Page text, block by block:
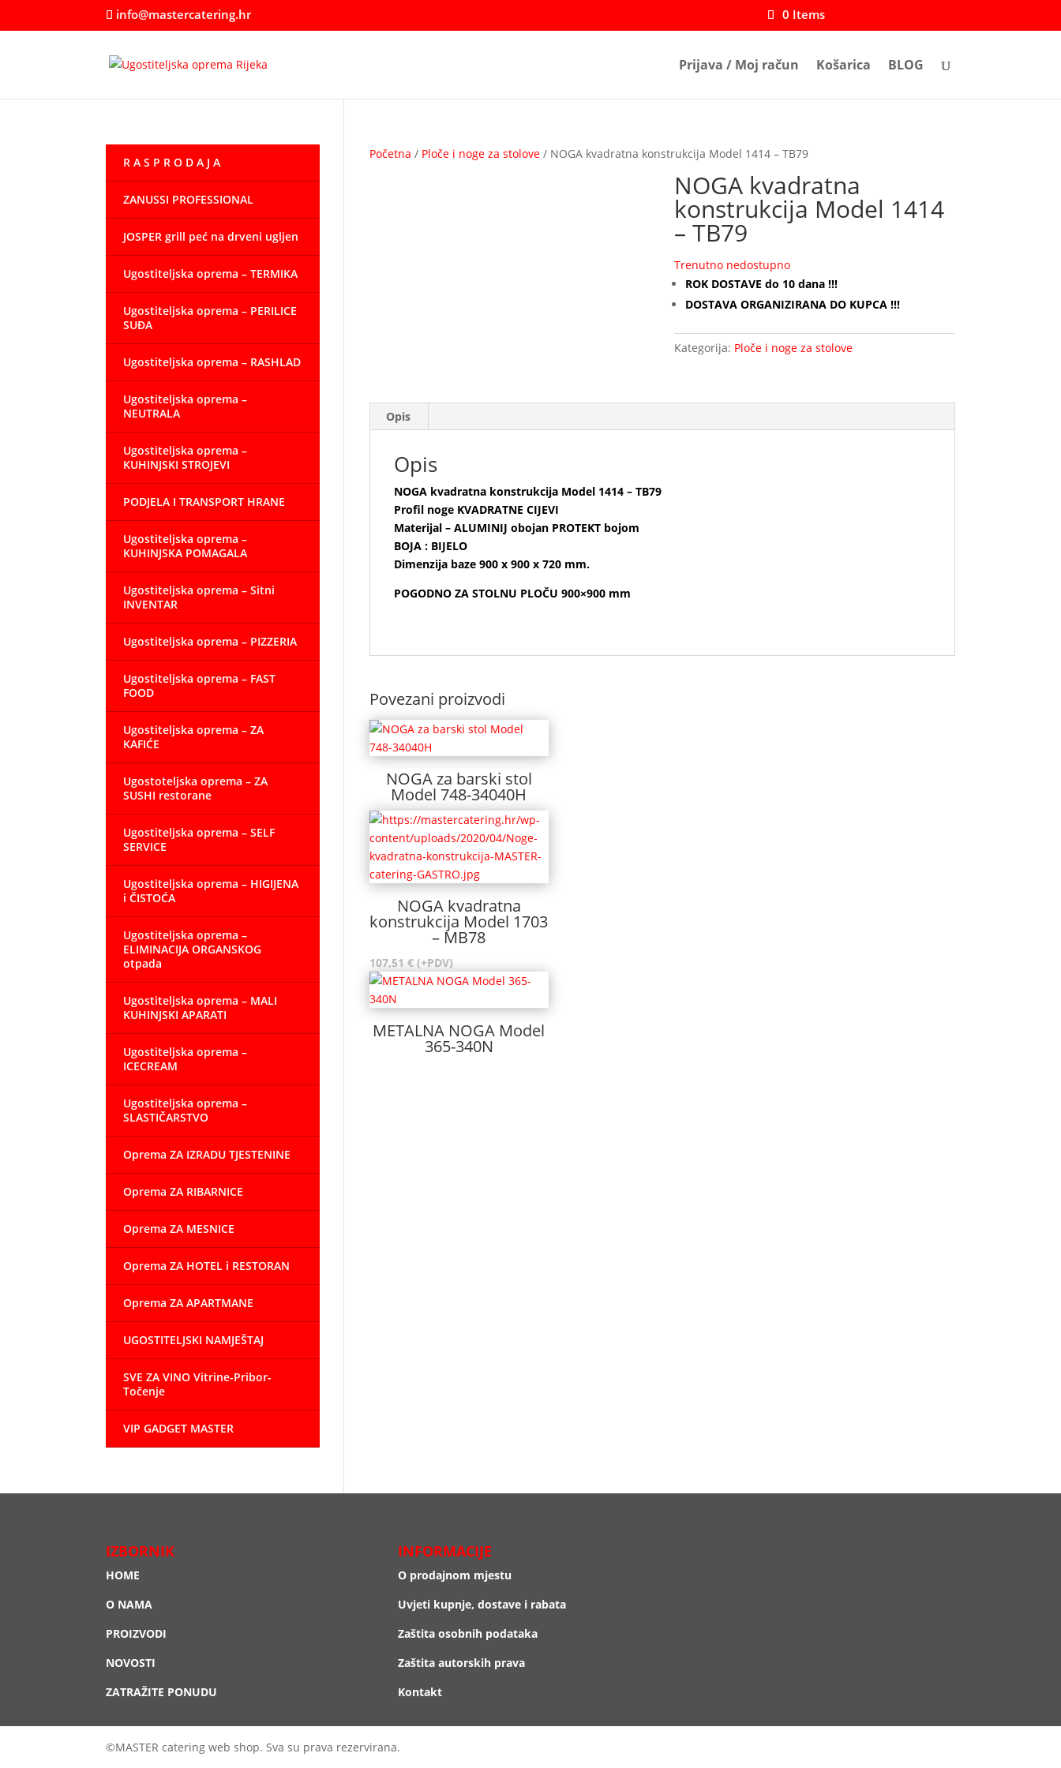
info@mastercatering.hr 0 Items
Prijava / Moj račun Košarica BLOG
Početna / Ploče i noge za stolove/ NOGA kvadratna konstrukcija Model 1414 – TB79
NOGA kvadratna
konstrukcija Model 1414
– TB79
Trenutno nedostupno
ROK DOSTAVE do 10 dana !!!
DOSTAVA ORGANIZIRANA DO KUPCA !!!
Kategorija: Ploče i noge za stolove
Opis
Opis
NOGA kvadratna konstrukcija Model 1414 – TB79
Profil noge KVADRATNE CIJEVI
Materijal – ALUMINIJ obojan PROTEKT bojom
BOJA : BIJELO
Dimenzija baze 900 x 900 x 720 mm.
POGODNO ZA STOLNU PLOČU 900×900 mm
Povezani proizvodi
NOGA za barski stol
Model 748-34040H
NOGA kvadratna
konstrukcija Model 1703
– MB78
107,51 € (+PDV)
METALNA NOGA Model
365-340N
R A S P R O D A J A
ZANUSSI PROFESSIONAL
JOSPER grill peć na drveni ugljen
Ugostiteljska oprema – TERMIKA
Ugostiteljska oprema – PERILICE
SUĐA
Ugostiteljska oprema – RASHLAD
Ugostiteljska oprema –
NEUTRALA
Ugostiteljska oprema –
KUHINJSKI STROJEVI
PODJELA I TRANSPORT HRANE
Ugostiteljska oprema –
KUHINJSKA POMAGALA
Ugostiteljska oprema – Sitni
INVENTAR
Ugostiteljska oprema – PIZZERIA
Ugostiteljska oprema – FAST
FOOD
Ugostiteljska oprema – ZA
KAFIĆE
Ugostoteljska oprema – ZA
SUSHI restorane
Ugostiteljska oprema – SELF
SERVICE
Ugostiteljska oprema – HIGIJENA
i ČISTOĆA
Ugostiteljska oprema –
ELIMINACIJA ORGANSKOG
otpada
Ugostiteljska oprema – MALI
KUHINJSKI APARATI
Ugostiteljska oprema –
ICECREAM
Ugostiteljska oprema –
SLASTIČARSTVO
Oprema ZA IZRADU TJESTENINE
Oprema ZA RIBARNICE
Oprema ZA MESNICE
Oprema ZA HOTEL i RESTORAN
Oprema ZA APARTMANE
UGOSTITELJSKI NAMJEŠTAJ
SVE ZA VINO Vitrine-Pribor-
Točenje
VIP GADGET MASTER
IZBORNIK
HOME
O NAMA
PROIZVODI
NOVOSTI
ZATRAŽITE PONUDU
INFORMACIJE
O prodajnom mjestu
Uvjeti kupnje, dostave i rabata
Zaštita osobnih podataka
Zaštita autorskih prava
Kontakt
©MASTER catering web shop. Sva su prava rezervirana.